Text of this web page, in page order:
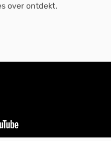
over ontdekt.